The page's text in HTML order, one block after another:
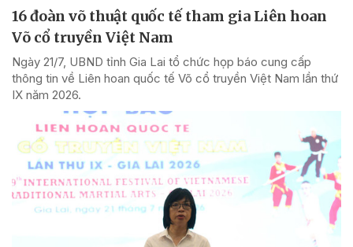
16 đoàn võ thuật quốc tế tham gia Liên hoan
Võ cổ truyền Việt Nam
Ngày 21/7, UBND tỉnh Gia Lai tổ chức họp báo cung cấp
thông tin về Liên hoan quốc tế Võ cổ truyền Việt Nam lần thứ
IX năm 2026.